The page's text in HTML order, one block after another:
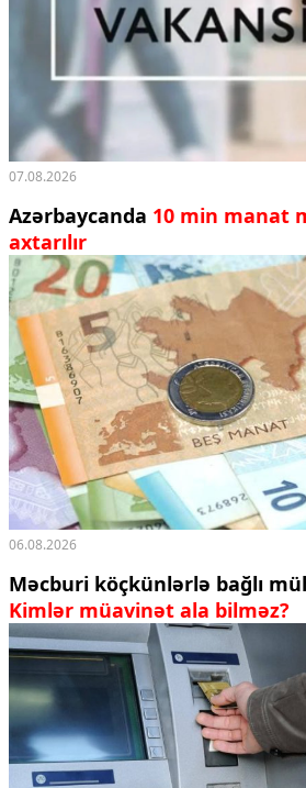
07.08.2026
Azərbaycanda 10 min manat
axtarılır
06.08.2026
Məcburi köçkünlərlə bağlı
Kimlər müavinət ala bilməz?